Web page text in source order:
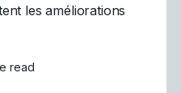
les améliorations
read